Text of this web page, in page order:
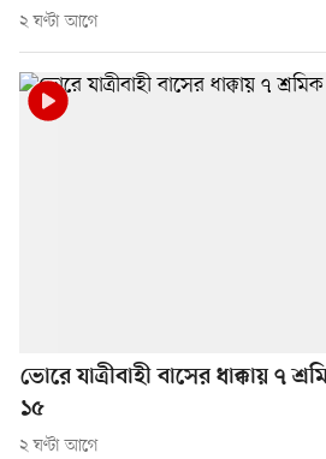
২ ঘণ্টা আগে
ভোরে যাত্রীবাহী বাসের ধাক্কায় ৭
১৫
২ ঘণ্টা আগে